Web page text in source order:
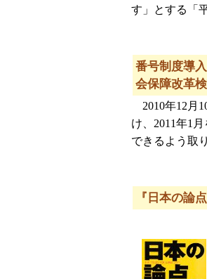
す」とする「
番号制度導
会保障改革
2010年12月
け、2011年1
できるよう取
『日本の論